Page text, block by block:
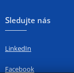
Sledujte nás
LinkedIn
Facebook